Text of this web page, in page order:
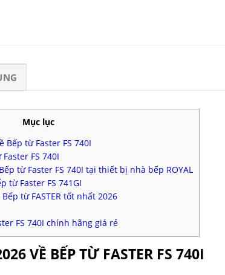
Mục lục
Bếp từ Faster FS 740I
FS 740I
từ Faster FS 740I tại thiết bị nhà bếp ROYAL
từ Faster FS 741GI
từ FASTER tốt nhất 2026
FS 740I chính hãng giá rẻ
VỀ BẾP TỪ FASTER FS 740I